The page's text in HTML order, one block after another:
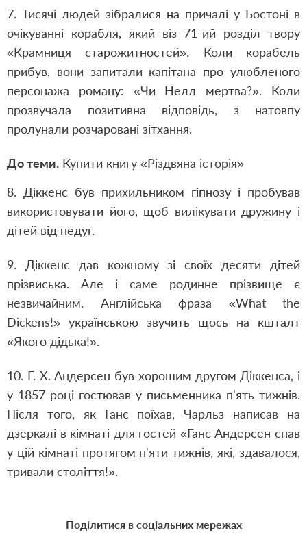
7. Тисячі людей зібралися на причалі у Бостоні в
очікуванні корабля, який віз 71-ий розділ твору
«Крамниця старожитностей». Коли корабель
прибув, вони запитали капітана про улюбленого
персонажа роману: «Чи Нелл мертва?». Коли
прозвучала позитивна відповідь, з натовпу
пролунали розчаровані зітхання.
До теми. Купити книгу «Різдвяна історія»
8. Діккенс був прихильником гіпнозу і пробував
використовувати його, щоб вилікувати дружину і
дітей від недуг.
9. Діккенс дав кожному зі своїх десяти дітей
прізвиська. Але і саме родинне прізвище є
незвичайним. Англійська фраза «What the
Dickens!» українською звучить щось на кшталт
«Якого дідька!».
10. Г. Х. Андерсен був хорошим другом Діккенса, і
у 1857 році гостював у письменника п'ять тижнів.
Після того, як Ганс поїхав, Чарльз написав на
дзеркалі в кімнаті для гостей «Ганс Андерсен спав
у цій кімнаті протягом п'яти тижнів, які, здавалося,
тривали століття!».
Поділитися в соціальних мережах